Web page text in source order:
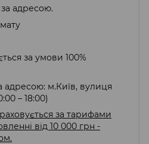
адресою.
за умови 100%
адресою: м.Київ, вулиця
– 18:00)
за тарифами
від 10 000 грн -